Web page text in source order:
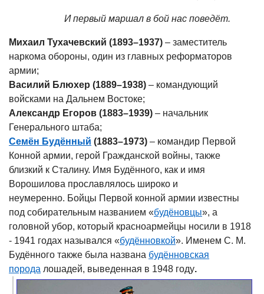
И первый маршал в бой нас поведёт.
Михаил Тухачевский (1893–1937) – заместитель
наркома обороны, один из главных реформаторов
армии;
Василий Блюхер (1889–1938) – командующий
войсками на Дальнем Востоке;
Александр Егоров (1883–1939) – начальник
Генерального штаба;
Семён Будённый (1883–1973) – командир Первой
Конной армии, герой Гражданской войны, также
близкий к Сталину. Имя Будённого, как и имя
Ворошилова прославлялось широко и
неумеренно. Бойцы Первой конной армии известны
под собирательным названием «будёновцы», а
головной убор, который красноармейцы носили в 1918
- 1941 годах назывался «будённовкой». Именем С. М.
Будённого также была названа будённовская
порода лошадей, выведенная в 1948 году.